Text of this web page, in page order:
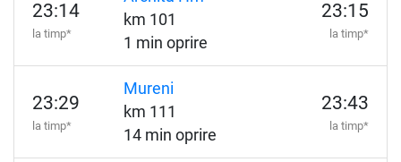
23:14
la timp*
km 101
1 min oprire
23:15
la timp*
23:29
la timp*
Mureni
km 111
14 min oprire
23:43
la timp*